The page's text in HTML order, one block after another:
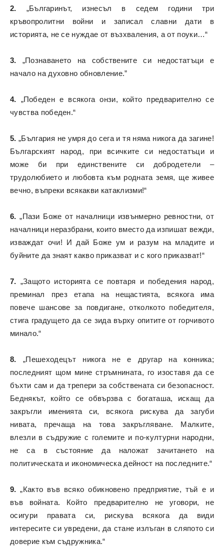
2. „Българинът, изнесъл в седем години три
кръвопролитни войни и записал славни дати в
историята, не се нуждае от възхваления, а от поуки…“
3. „Познаването на собствените си недостатъци е
начало на духовно обновление.”
4. „Победен е всякога онзи, който предварително се
чувства победен.“
5. „България не умря до сега и тя няма никога да загине!
Българският народ, при всичките си недостатъци и
може би при единствените си добродетели –
трудолюбието и любовта към родната земя, ще живее
вечно, въпреки всякакви катаклизми!“
6. „Пази Боже от началници извънмерно ревностни, от
началници неразбрани, които вместо да изпишат вежди,
изваждат очи! И дай Боже ум и разум на младите и
буйните да знаят какво приказват и с кого приказват!“
7. „Защото историята се повтаря и победения народ,
преминал през етапа на нещастията, всякога има
повече шансове за повдигане, отколкото победителя,
стига градущето да се зида върху опитите от горчивото
минало.“
8. „Пешеходецът никога не е другар на конника;
последният щом мине стръмнината, го изоставя да се
бъхти сам и да трепери за собствената си безопасност.
Беднякът, който се обвързва с богаташа, искащ да
закръгли именията си, всякога рискува да загуби
нивата, пречаща на това закръгляване. Малките,
влезли в съдружие с големите и по-културни народни,
не са в състояние да наложат зачитането на
политическата и икономическа дейност на последните.“
9. „Както във всяко обикновено предприятие, тъй е и
във войната. Който предварително не уговори, не
осигури правата си, рискува всякога да види
интересите си увредени, да стане излъган в сляпото си
доверие към съдружника.“